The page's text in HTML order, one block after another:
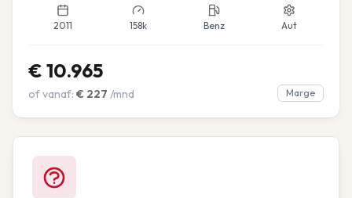
2011 158k Benz Aut
€ 10.965
of vanaf: € 227 /mnd Marge